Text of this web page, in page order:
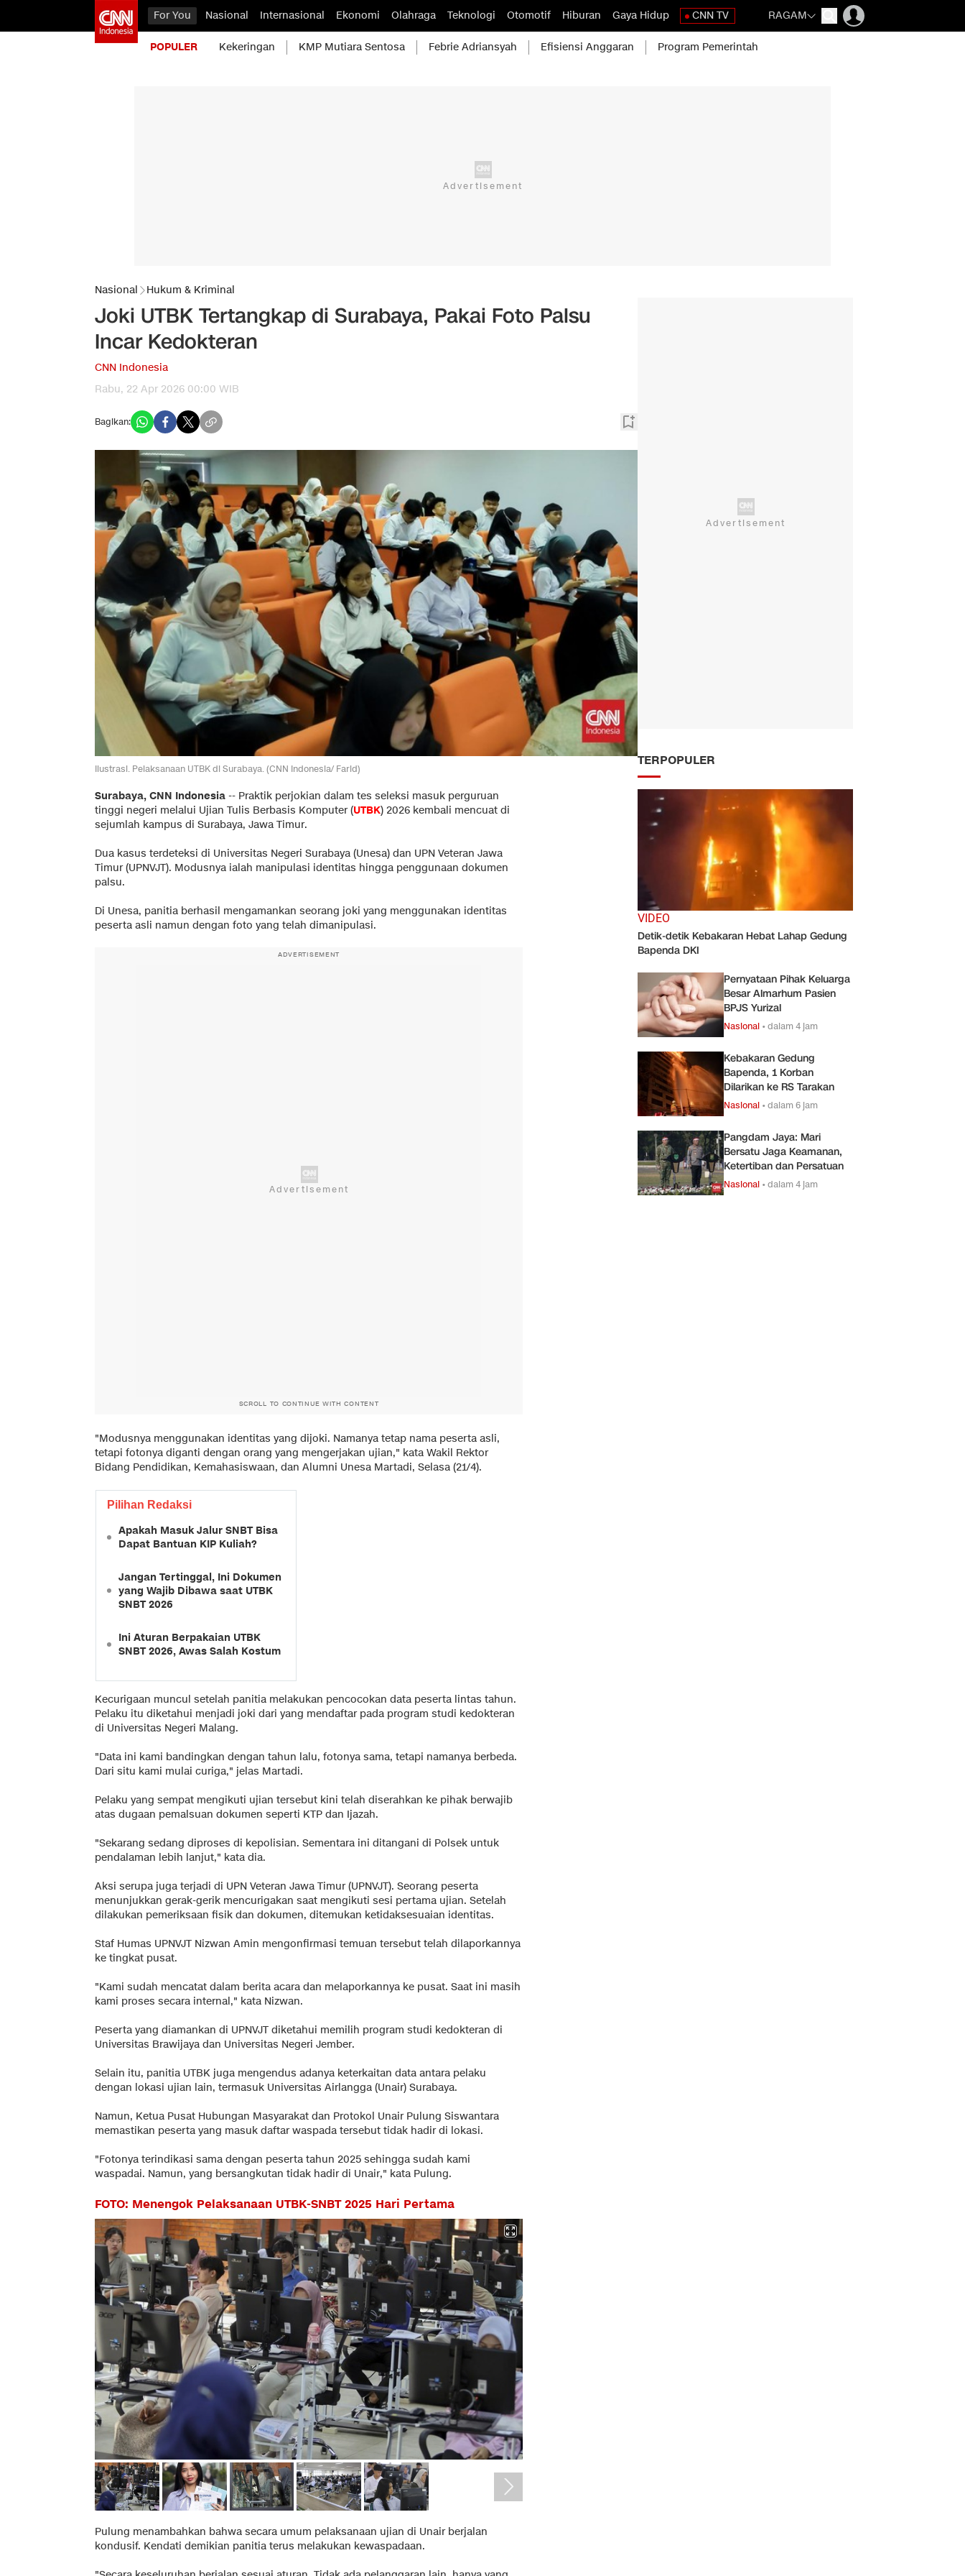
For You Nasional Internasional Ekonomi Olahraga Teknologi Otomotif Hiburan Gaya Hidup CNN TV RAGAM
POPULER Kekeringan KMP Mutiara Sentosa Febrie Adriansyah Efisiensi Anggaran Program Pemerintah
Nasional Hukum & Kriminal
Joki UTBK Tertangkap di Surabaya, Pakai Foto Palsu
Incar Kedokteran
CNN Indonesia
Rabu, 22 Apr 2026 00:00 WIB
Bagikan:
Ilustrasi. Pelaksanaan UTBK di Surabaya. (CNN Indonesia/ Farid)
Surabaya, CNN Indonesia -- Praktik perjokian dalam tes seleksi masuk perguruan
tinggi negeri melalui Ujian Tulis Berbasis Komputer (UTBK) 2026 kembali mencuat di
sejumlah kampus di Surabaya, Jawa Timur.
Dua kasus terdeteksi di Universitas Negeri Surabaya (Unesa) dan UPN Veteran Jawa
Timur (UPNVJT). Modusnya ialah manipulasi identitas hingga penggunaan dokumen
palsu.
Di Unesa, panitia berhasil mengamankan seorang joki yang menggunakan identitas
peserta asli namun dengan foto yang telah dimanipulasi.
ADVERTISEMENT
SCROLL TO CONTINUE WITH CONTENT
"Modusnya menggunakan identitas yang dijoki. Namanya tetap nama peserta asli,
tetapi fotonya diganti dengan orang yang mengerjakan ujian," kata Wakil Rektor
Bidang Pendidikan, Kemahasiswaan, dan Alumni Unesa Martadi, Selasa (21/4).
Pilihan Redaksi
Apakah Masuk Jalur SNBT Bisa
Dapat Bantuan KIP Kuliah?
Jangan Tertinggal, Ini Dokumen
yang Wajib Dibawa saat UTBK
SNBT 2026
Ini Aturan Berpakaian UTBK
SNBT 2026, Awas Salah Kostum
Kecurigaan muncul setelah panitia melakukan pencocokan data peserta lintas tahun.
Pelaku itu diketahui menjadi joki dari yang mendaftar pada program studi kedokteran
di Universitas Negeri Malang.
"Data ini kami bandingkan dengan tahun lalu, fotonya sama, tetapi namanya berbeda.
Dari situ kami mulai curiga," jelas Martadi.
Pelaku yang sempat mengikuti ujian tersebut kini telah diserahkan ke pihak berwajib
atas dugaan pemalsuan dokumen seperti KTP dan Ijazah.
"Sekarang sedang diproses di kepolisian. Sementara ini ditangani di Polsek untuk
pendalaman lebih lanjut," kata dia.
Aksi serupa juga terjadi di UPN Veteran Jawa Timur (UPNVJT). Seorang peserta
menunjukkan gerak-gerik mencurigakan saat mengikuti sesi pertama ujian. Setelah
dilakukan pemeriksaan fisik dan dokumen, ditemukan ketidaksesuaian identitas.
Staf Humas UPNVJT Nizwan Amin mengonfirmasi temuan tersebut telah dilaporkannya
ke tingkat pusat.
"Kami sudah mencatat dalam berita acara dan melaporkannya ke pusat. Saat ini masih
kami proses secara internal," kata Nizwan.
Peserta yang diamankan di UPNVJT diketahui memilih program studi kedokteran di
Universitas Brawijaya dan Universitas Negeri Jember.
Selain itu, panitia UTBK juga mengendus adanya keterkaitan data antara pelaku
dengan lokasi ujian lain, termasuk Universitas Airlangga (Unair) Surabaya.
Namun, Ketua Pusat Hubungan Masyarakat dan Protokol Unair Pulung Siswantara
memastikan peserta yang masuk daftar waspada tersebut tidak hadir di lokasi.
"Fotonya terindikasi sama dengan peserta tahun 2025 sehingga sudah kami
waspadai. Namun, yang bersangkutan tidak hadir di Unair," kata Pulung.
FOTO: Menengok Pelaksanaan UTBK-SNBT 2025 Hari Pertama
Pulung menambahkan bahwa secara umum pelaksanaan ujian di Unair berjalan
kondusif. Kendati demikian panitia terus melakukan kewaspadaan.
TERPOPULER
VIDEO
Detik-detik Kebakaran Hebat Lahap Gedung
Bapenda DKI
Pernyataan Pihak Keluarga
Besar Almarhum Pasien
BPJS Yurizal
Nasional •dalam 4 jam
Kebakaran Gedung
Bapenda, 1 Korban
Dilarikan ke RS Tarakan
Nasional •dalam 6 jam
Pangdam Jaya: Mari
Bersatu Jaga Keamanan,
Ketertiban dan Persatuan
Nasional •dalam 4 jam